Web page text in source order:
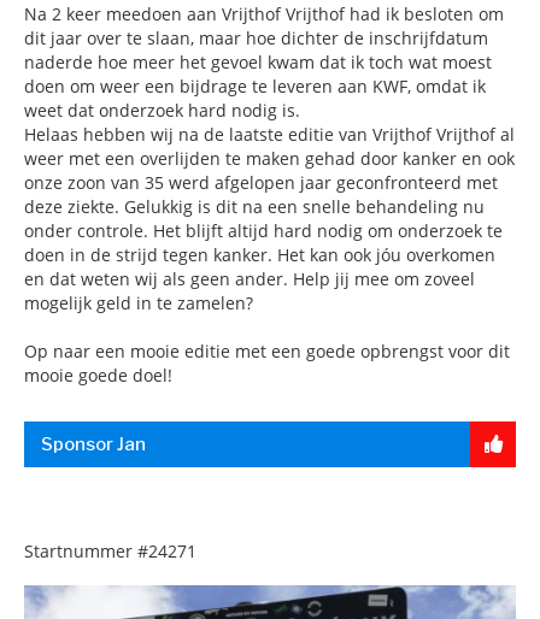
Na 2 keer meedoen aan Vrijthof Vrijthof had ik besloten om
dit jaar over te slaan, maar hoe dichter de inschrijfdatum
naderde hoe meer het gevoel kwam dat ik toch wat moest
doen om weer een bijdrage te leveren aan KWF, omdat ik
weet dat onderzoek hard nodig is.
Helaas hebben wij na de laatste editie van Vrijthof Vrijthof al
weer met een overlijden te maken gehad door kanker en ook
onze zoon van 35 werd afgelopen jaar geconfronteerd met
deze ziekte. Gelukkig is dit na een snelle behandeling nu
onder controle. Het blijft altijd hard nodig om onderzoek te
doen in de strijd tegen kanker. Het kan ook jóu overkomen
en dat weten wij als geen ander. Help jij mee om zoveel
mogelijk geld in te zamelen?
Op naar een mooie editie met een goede opbrengst voor dit
mooie goede doel!
Sponsor Jan
Startnummer #24271